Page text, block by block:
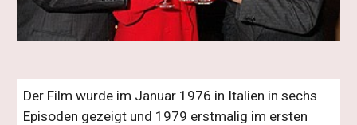
Der Film wurde im Januar 1976 in Italien in sechs
Episoden gezeigt und 1979 erstmalig im ersten